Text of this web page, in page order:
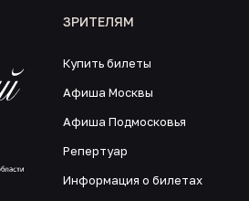
ЗРИТЕЛЯМ
Купить билеты
Афиша Москвы
Афиша Подмосковья
Репертуар
Информация о билетах